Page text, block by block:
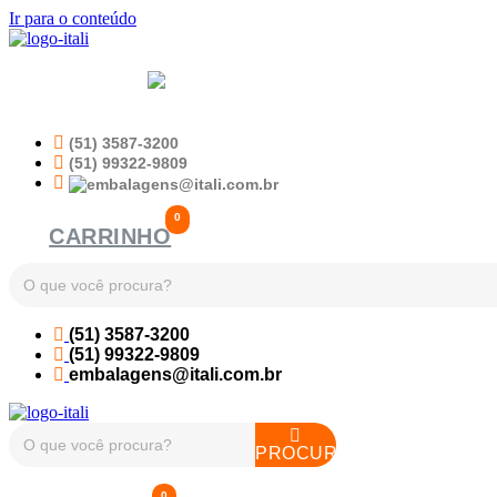
Ir para o conteúdo
(51) 3587-3200
(51) 99322-9809
CARRINHO
(51) 3587-3200
(51) 99322-9809
embalagens@itali.com.br
PROCURA